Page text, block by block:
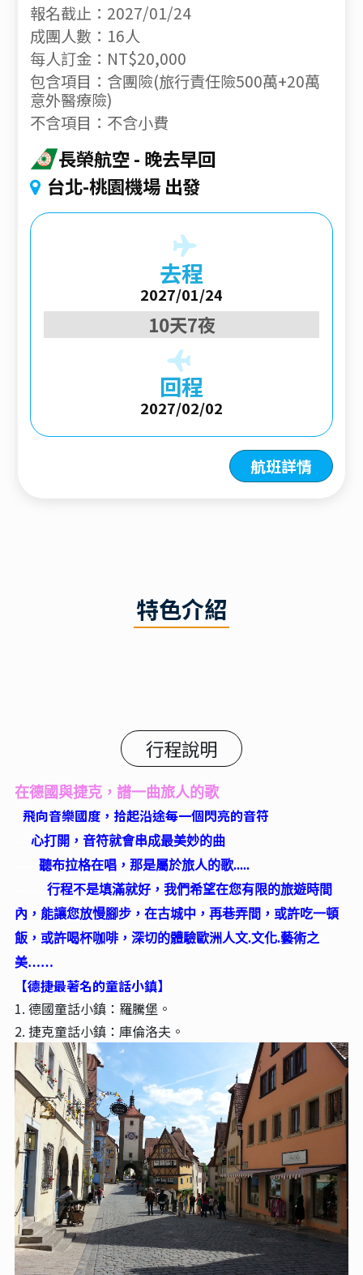
報名截止：2027/01/24
成團人數：16人
每人訂金：NT$20,000
包含項目：含團險(旅行責任險500萬+20萬
意外醫療險)
不含項目：不含小費
長榮航空 晚去早回
台北-桃園機場 出發
去程
2027/01/24
10天7夜
回程
2027/02/02
航班詳情
特色介紹
行程說明
在德國與捷克，譜一曲旅人的歌
飛向音樂國度，拾起沿途每一個閃亮的音符
心打開，音符就會串成最美妙的曲
聽布拉格在唱，那是屬於旅人的歌.....
行程不是填滿就好，我們希望在您有限的旅遊時間
內，能讓您放慢腳步，在古城中，再巷弄間，或許吃一頓
飯，或許喝杯咖啡，深切的體驗歐洲人文.文化.藝術之
美……
【德捷最著名的童話小鎮】
1. 德國童話小鎮：羅騰堡。
2. 捷克童話小鎮：庫倫洛夫。